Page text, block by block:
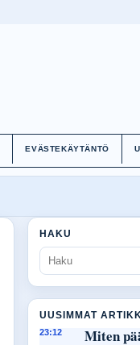
EVÄSTEKÄYTÄNTÖ
HAKU
UUSIMMAT
23:12
Miten